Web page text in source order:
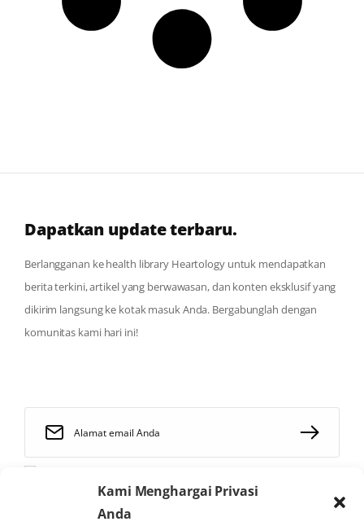
Kami Menghargai Privasi
Anda
Dapatkan update terbaru.
Berlangganan ke health library Heartology untuk mendapatkan
berita terkini, artikel yang berwawasan, dan konten eksklusif yang
dikirim langsung ke kotak masuk Anda. Bergabunglah dengan
komunitas kami hari ini!